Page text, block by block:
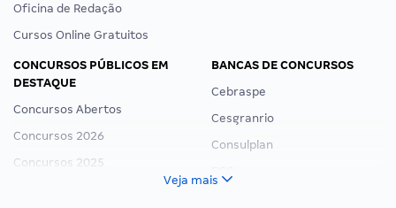
Oficina de Redação
Cursos Online Gratuitos
CONCURSOS PÚBLICOS EM
DESTAQUE
Concursos Abertos
Concursos 2026
Concursos 2025
Concurso Nacional Unificado
BANCAS DE CONCURSOS
Cebraspe
Cesgranrio
Consulplan
Veja mais